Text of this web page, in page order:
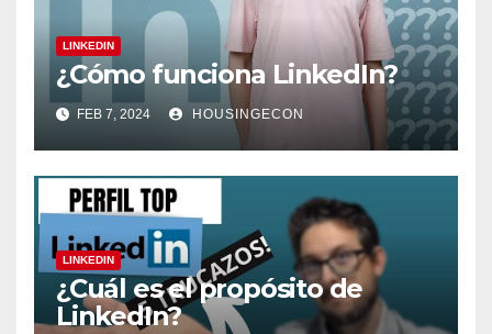
LINKEDIN
¿Cómo funciona LinkedIn?
FEB 7, 2024 HOUSINGECON
LINKEDIN
¿Cuál es el propósito de
LinkedIn?